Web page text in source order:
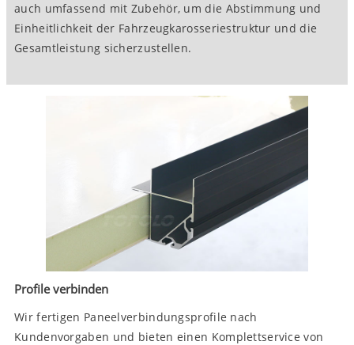
auch umfassend mit Zubehör, um die Abstimmung und
Einheitlichkeit der Fahrzeugkarosseriestruktur und die
Gesamtleistung sicherzustellen.
Profile verbinden
Wir fertigen Paneelverbindungsprofile nach
Kundenvorgaben und bieten einen Komplettservice von